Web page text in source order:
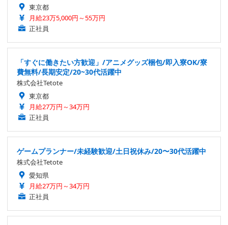
東京都
月給23万5,000円～55万円
正社員
「すぐに働きたい方歓迎」/アニメグッズ梱包/即入寮OK/寮
費無料/長期安定/20~30代活躍中
株式会社Tetote
東京都
月給27万円～34万円
正社員
ゲームプランナー/未経験歓迎/土日祝休み/20〜30代活躍中
株式会社Tetote
愛知県
月給27万円～34万円
正社員